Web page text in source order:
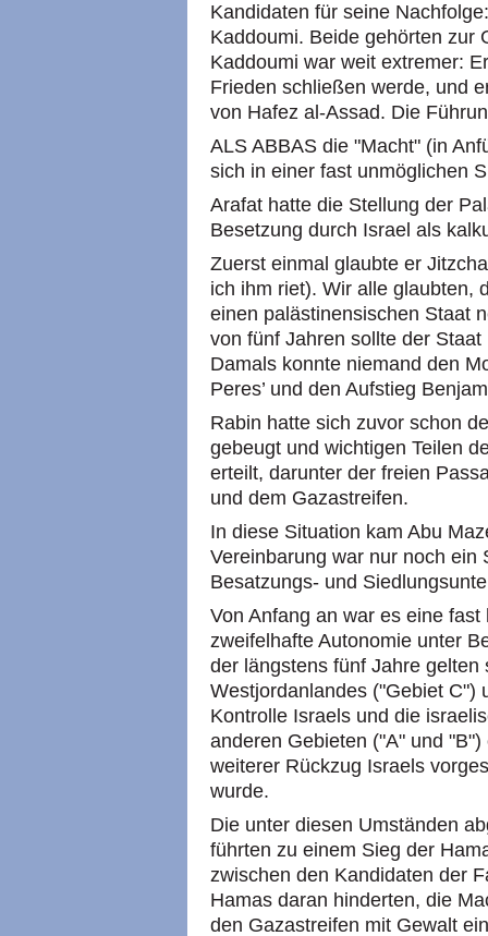
Kandidaten für seine
Kaddoumi. Beide gehörten zur
Kaddoumi war weit extremer:
Frieden schließen werde, und
von Hafez al-Assad. Die
ALS ABBAS die "Macht" (in
sich in einer fast unmöglichen
Arafat hatte die Stellung der
Besetzung durch Israel als
Zuerst einmal glaubte er
ich ihm riet). Wir alle glaubten,
einen palästinensischen Staat
von fünf Jahren sollte der
Damals konnte niemand den
Peres’ und den Aufstieg
Rabin hatte sich zuvor schon
gebeugt und wichtigen Teilen
erteilt, darunter der freien
und dem Gazastreifen.
In diese Situation kam Abu
Vereinbarung war nur noch ein
Besatzungs- und
Von Anfang an war es eine
zweifelhafte Autonomie unter
der längstens fünf Jahre
Westjordanlandes ("Gebiet C")
Kontrolle Israels und die
anderen Gebieten ("A" und
weiterer Rückzug Israels
wurde.
Die unter diesen Umständen
führten zu einem Sieg der
zwischen den Kandidaten der
Hamas daran hinderten, die
den Gazastreifen mit Gewalt